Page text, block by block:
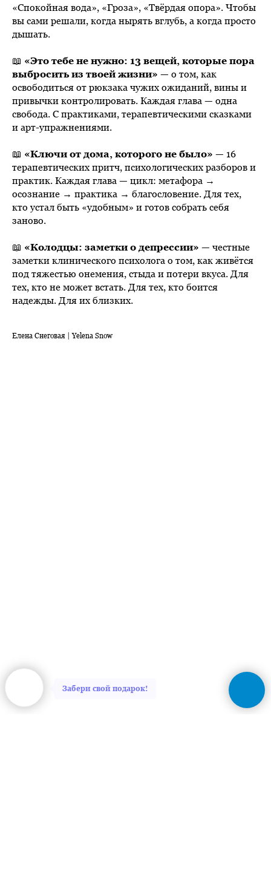
Забери свой подарок!
«Спокойная вода», «Гроза», «Твёрдая опора». Чтобы
вы сами решали, когда нырять вглубь, а когда просто
дышать.
📖 «Это тебе не нужно: 13 вещей, которые пора
выбросить из твоей жизни» — о том, как
освободиться от рюкзака чужих ожиданий, вины и
привычки контролировать. Каждая глава — одна
свобода. С практиками, терапевтическими сказками
и арт-упражнениями.
📖 «Ключи от дома, которого не было» — 16
терапевтических притч, психологических разборов и
практик. Каждая глава — цикл: метафора →
осознание → практика → благословение. Для тех,
кто устал быть «удобным» и готов собрать себя
заново.
📖 «Колодцы: заметки о депрессии» — честные
заметки клинического психолога о том, как живётся
под тяжестью онемения, стыда и потери вкуса. Для
тех, кто не может встать. Для тех, кто боится
надежды. Для их близких.
Елена Снеговая | Yelena Snow